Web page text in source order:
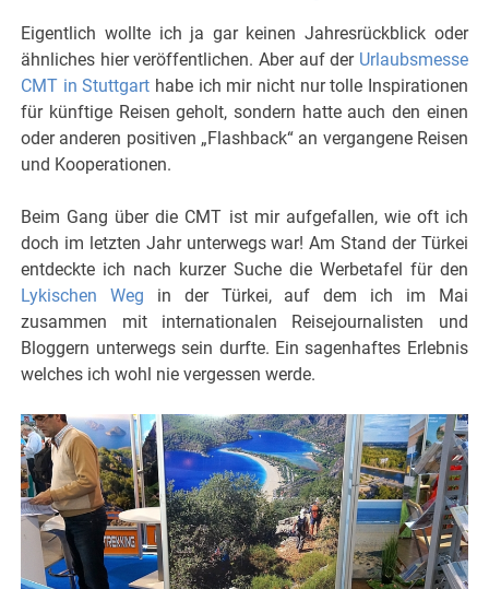
Eigentlich wollte ich ja gar keinen Jahresrückblick oder
ähnliches hier veröffentlichen. Aber auf der Urlaubsmesse
CMT in Stuttgart habe ich mir nicht nur tolle Inspirationen
für künftige Reisen geholt, sondern hatte auch den einen
oder anderen positiven „Flashback“ an vergangene Reisen
und Kooperationen.
Beim Gang über die CMT ist mir aufgefallen, wie oft ich
doch im letzten Jahr unterwegs war! Am Stand der Türkei
entdeckte ich nach kurzer Suche die Werbetafel für den
Lykischen Weg in der Türkei, auf dem ich im Mai
zusammen mit internationalen Reisejournalisten und
Bloggern unterwegs sein durfte. Ein sagenhaftes Erlebnis
welches ich wohl nie vergessen werde.